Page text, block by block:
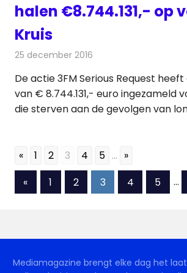
halen €8.744.131,- op
Kruis
25 december 2016
De actie 3FM Serious Request
van € 8.744.131,- euro ingezameld
die sterven aan de gevolgen van
« 1 2 3 4 5 ... »
Berichten
«Vorige
berichten
1 2 3 4 5 …
Mediamagazine brengt elke dag het